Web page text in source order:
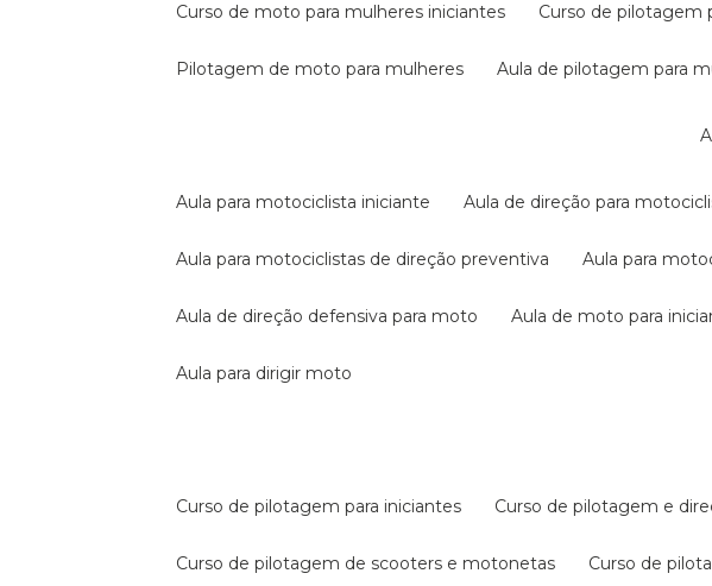
curso de moto para mulheres iniciantes curso de pilotagem
pilotagem de moto para mulheres aula de pilotagem para
aula para motociclista iniciante aula de direção para
aula para motociclistas de direção preventiva aula para
aula de direção defensiva para moto aula de moto para
aula para dirigir moto
curso de pilotagem para iniciantes curso de pilotagem e
curso de pilotagem de scooters e motonetas curso de